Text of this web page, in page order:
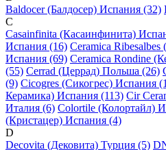
Baldocer (Балдосер) Испания (32)
C
Casainfinita (Касаинфинита)
Испания (16) Ceramica Ribesalbes
Испания (69) Ceramica Rondine
(55) Cerrad (Церрад) Польша (26)
(9) Cicogres (Сикогрес) Испания
Керамика) Испания (113) Cir
Италия (6) Colortile (Колортайл)
(Кристацер) Испания (4)
D
Decovita (Дековита) Турция (5)